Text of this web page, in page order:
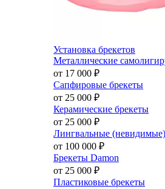
Установка брекетов
Металлические
от 17 000 ₽
Сапфировые брекеты
от 25 000 ₽
Керамические брекеты
от 25 000 ₽
Лингвальные
от 100 000 ₽
Брекеты Damon
от 25 000 ₽
Пластиковые брекеты